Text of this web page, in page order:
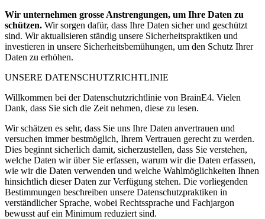
Wir unternehmen grosse Anstrengungen, um Ihre Daten zu
schützen. Wir sorgen dafür, dass Ihre Daten sicher und geschützt
sind. Wir aktualisieren ständig unsere Sicherheitspraktiken und
investieren in unsere Sicherheitsbemühungen, um den Schutz Ihrer
Daten zu erhöhen.
UNSERE DATENSCHUTZRICHTLINIE
Willkommen bei der Datenschutzrichtlinie von BrainE4. Vielen
Dank, dass Sie sich die Zeit nehmen, diese zu lesen.
Wir schätzen es sehr, dass Sie uns Ihre Daten anvertrauen und
versuchen immer bestmöglich, Ihrem Vertrauen gerecht zu werden.
Dies beginnt sicherlich damit, sicherzustellen, dass Sie verstehen,
welche Daten wir über Sie erfassen, warum wir die Daten erfassen,
wie wir die Daten verwenden und welche Wahlmöglichkeiten Ihnen
hinsichtlich dieser Daten zur Verfügung stehen. Die vorliegenden
Bestimmungen beschreiben unsere Datenschutzpraktiken in
verständlicher Sprache, wobei Rechtssprache und Fachjargon
bewusst auf ein Minimum reduziert sind.